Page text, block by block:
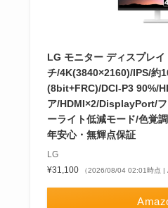
LG モニター ディスプレ
チ/4K(3840×2160)/IPS/約
(8bit+FRC)/DCI-P3 90%/
ア/HDMI×2/DisplayPort/
ーライト低減モード/色覚
年安心・無輝点保証
LG
¥31,100
（2026/08/04 02:01時点 |